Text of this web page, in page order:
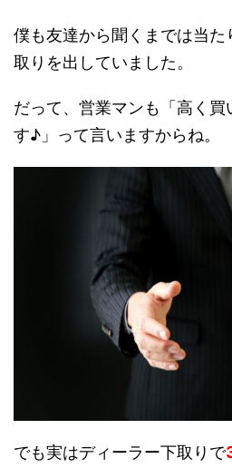
僕も友達から聞くまでは当
取りを出していました。
だって、営業マンも「高く買
す♪」って言いますからね。
でも実はディーラー下取りで